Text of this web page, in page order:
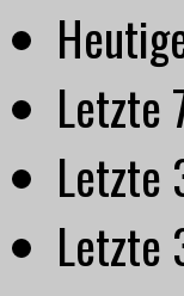
Letzte
Letzte
Letzte